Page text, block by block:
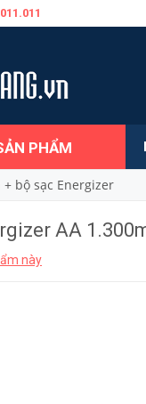
PHẨM
+ bộ sạc Energizer
AA
này
AA 1.300mAh (